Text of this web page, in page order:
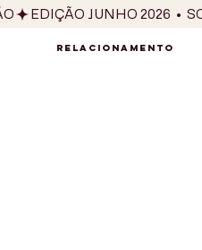
RELACIONAMENTO